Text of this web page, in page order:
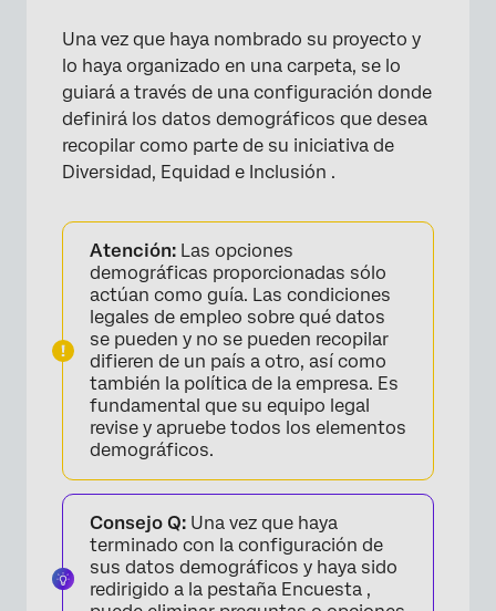
×
Una vez que haya nombrado su proyecto y
lo haya organizado en una carpeta, se lo
guiará a través de una configuración donde
definirá los datos demográficos que desea
recopilar como parte de su iniciativa de
Diversidad, Equidad e Inclusión .
Atención: Las opciones
demográficas proporcionadas sólo
actúan como guía. Las condiciones
legales de empleo sobre qué datos
se pueden y no se pueden recopilar
difieren de un país a otro, así como
también la política de la empresa. ​Es
fundamental que su equipo legal
revise y apruebe todos los elementos
demográficos.
Consejo Q: Una vez que haya
terminado con la configuración de
sus datos demográficos y haya sido
redirigido a la pestaña Encuesta ,